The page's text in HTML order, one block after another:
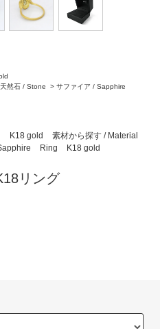
然石 / Stone > サファイア / Sapphire
K18 gold
素材から探す / Material
Ring K18 gold
リング